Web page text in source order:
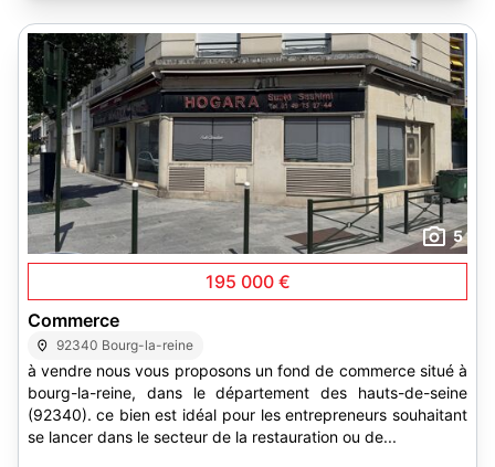
5
195 000 €
Commerce
92340 Bourg-la-reine
à vendre nous vous proposons un fond de commerce situé à
bourg-la-reine, dans le département des hauts-de-seine
(92340). ce bien est idéal pour les entrepreneurs souhaitant
se lancer dans le secteur de la restauration ou de...